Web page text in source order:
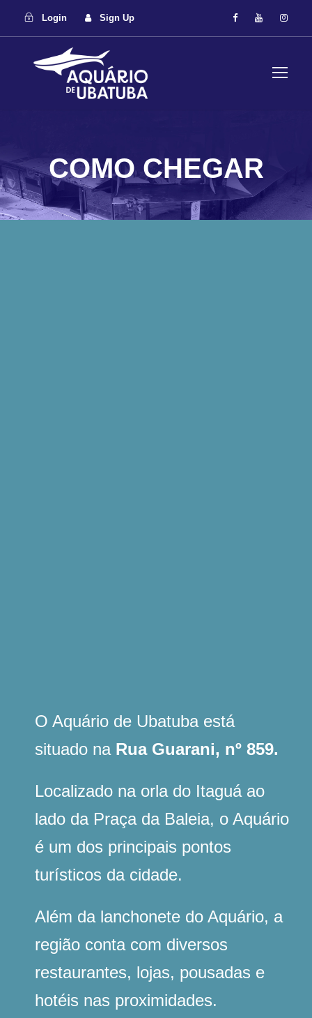
Login Sign Up
COMO CHEGAR
O Aquário de Ubatuba está
situado na Rua Guarani, nº 859.
Localizado na orla do Itaguá ao
lado da Praça da Baleia, o Aquário
é um dos principais pontos
turísticos da cidade.
Além da lanchonete do Aquário, a
região conta com diversos
restaurantes, lojas, pousadas e
hotéis nas proximidades.